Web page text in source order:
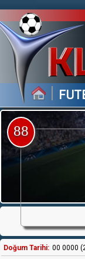
|
88
Doğum Tarihi: 00 0000